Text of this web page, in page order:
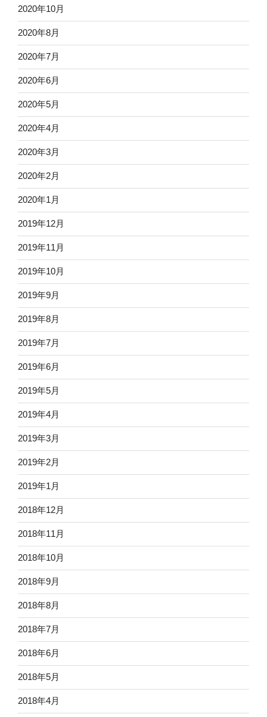
2020年10月
2020年8月
2020年7月
2020年6月
2020年5月
2020年4月
2020年3月
2020年2月
2020年1月
2019年12月
2019年11月
2019年10月
2019年9月
2019年8月
2019年7月
2019年6月
2019年5月
2019年4月
2019年3月
2019年2月
2019年1月
2018年12月
2018年11月
2018年10月
2018年9月
2018年8月
2018年7月
2018年6月
2018年5月
2018年4月